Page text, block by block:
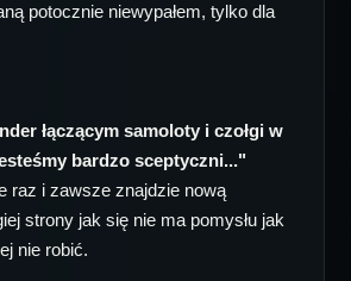
potocznie niewypałem, tylko dla
łączącym samoloty i czołgi w
bardzo sceptyczni..."
raz i zawsze znajdzie nową
strony jak się nie ma pomysłu jak
nie robić.